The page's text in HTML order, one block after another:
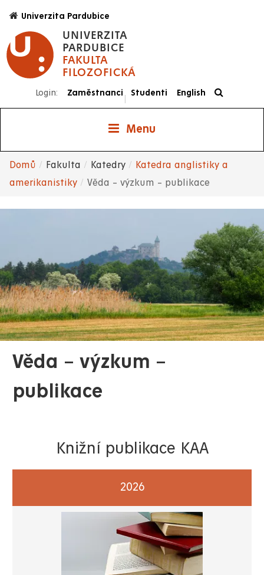
hlavnímu
obsahu
UNIVERZITA
PARDUBICE
FAKULTA
FILOZOFICKÁ
Univerzita Pardubice
Login: Zaměstnanci
|
Studenti English
Menu
Drobečková
navigace
Domů Fakulta Katedry
Katedra anglistiky a
amerikanistiky
Věda – výzkum – publikace
Věda – výzkum –
publikace
Knižní publikace KAA
2026